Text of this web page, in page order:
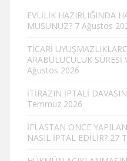
EVLİLİK HAZIRLIĞINDA
MUSUNUZ? 7 Ağustos
TİCARİ
ARABULUCULUK SÜRESİ
Ağustos 2026
İTİRAZIN İPTALİ
Temmuz 2026
İFLASTAN ÖNCE
NASIL İPTAL EDİLİR? 27